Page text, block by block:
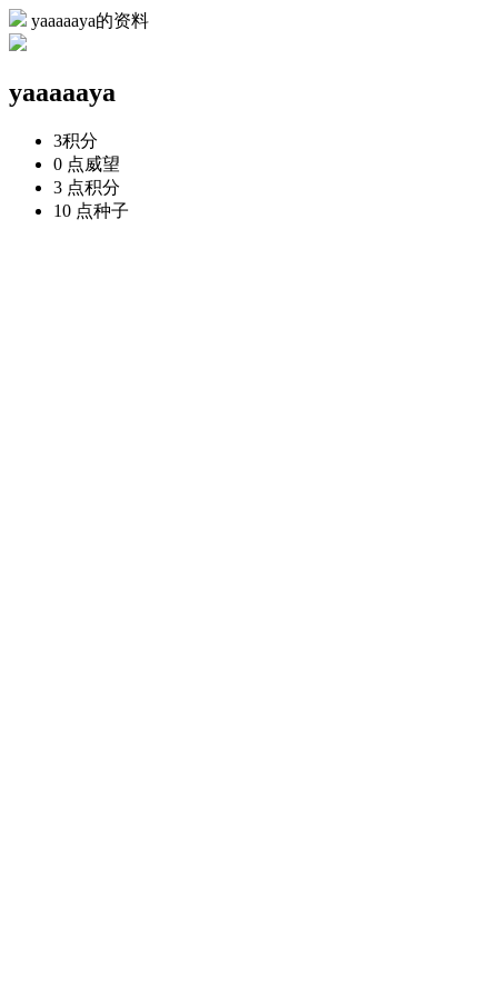
yaaaaaya的资料
yaaaaaya
3积分
0 点威望
3 点积分
10 点种子